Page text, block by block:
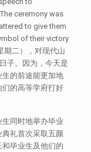
ceremony was
to give them
of their victory
期二），对现代山
子。因为，今天是
的前途能更加地
的高等学府打好
同时地举办毕业
礼首次采取五颜
毕业生及他们的